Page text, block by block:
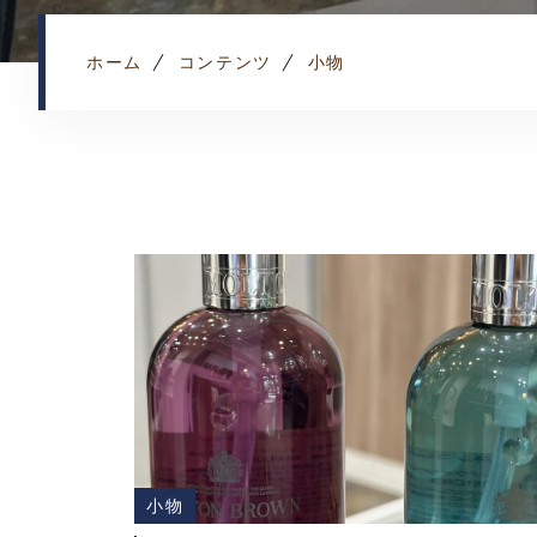
ホーム コンテンツ 小物
小物